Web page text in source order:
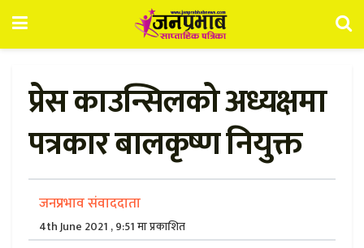
प्रेस काउन्सिलको अध्यक्षमा
पत्रकार बालकृष्ण नियुक्त
जनप्रभाव संवाददाता
4th June 2021 , 9:51 मा प्रकाशित